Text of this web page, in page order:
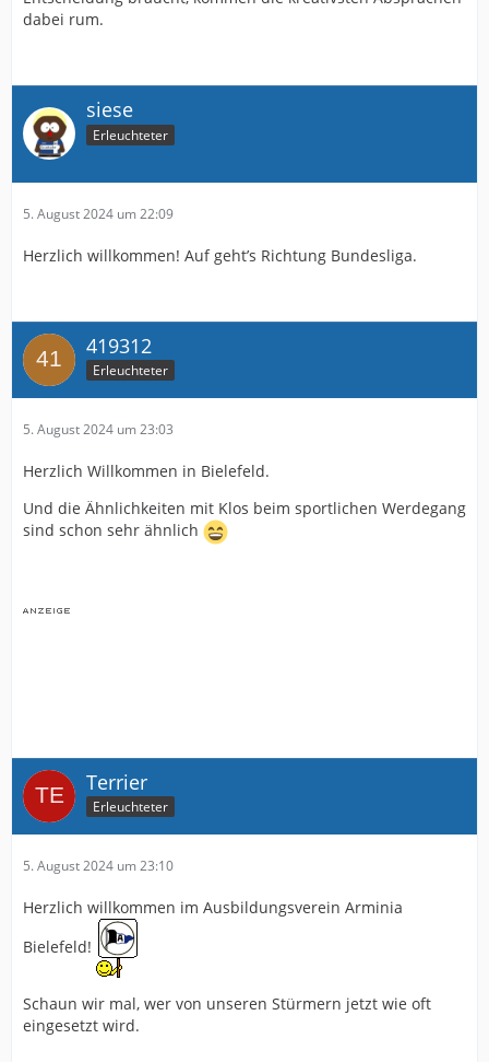
dabei rum.
siese
Erleuchteter
5. August 2024 um 22:09
Herzlich willkommen! Auf geht’s Richtung Bundesliga.
419312
Erleuchteter
5. August 2024 um 23:03
Herzlich Willkommen in Bielefeld.
Und die Ähnlichkeiten mit Klos beim sportlichen Werdegang
sind schon sehr ähnlich
Terrier
Erleuchteter
5. August 2024 um 23:10
Herzlich willkommen im Ausbildungsverein Arminia
Bielefeld!
Schaun wir mal, wer von unseren Stürmern jetzt wie oft
eingesetzt wird.